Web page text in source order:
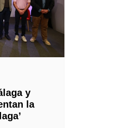
y
la